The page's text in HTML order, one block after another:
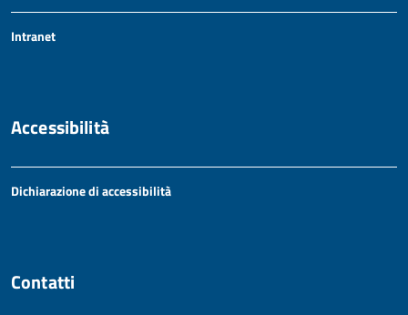
Intranet
Accessibilità
Dichiarazione di accessibilità
Contatti